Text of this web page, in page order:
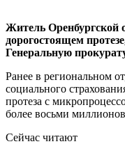
Житель Оренбургской
дорогостоящем
Генеральную
Ранее в региональном
социального
протеза с
более восьми
Сейчас читают